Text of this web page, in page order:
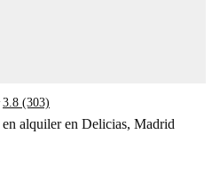
3.8 (303)
alquiler en Delicias, Madrid